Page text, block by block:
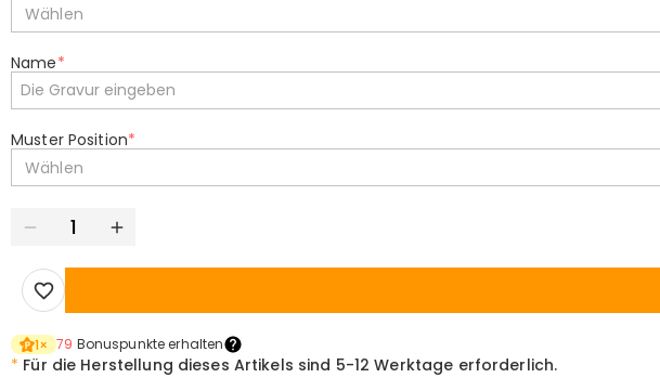
Wählen
Name*
Muster Position*
Wählen
1× 79 Bonuspunkte erhalten
* Für die Herstellung dieses Artikels sind 5-12 Werktage erforderlich.